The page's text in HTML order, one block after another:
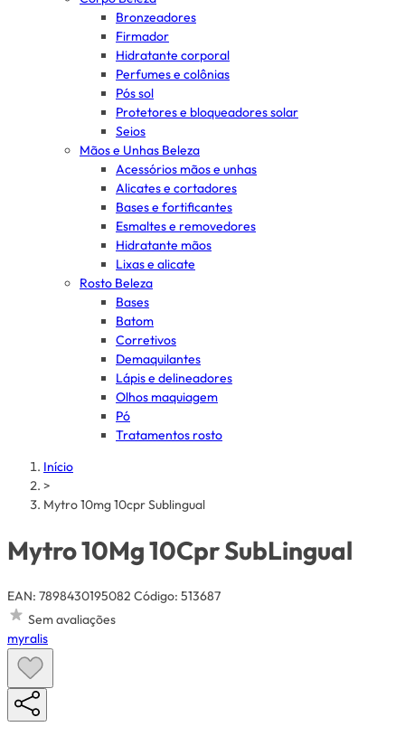
Bronzeadores
Firmador
Hidratante corporal
Perfumes e colônias
Pós sol
Protetores e bloqueadores solar
Seios
Mãos e Unhas Beleza
Acessórios mãos e unhas
Alicates e cortadores
Bases e fortificantes
Esmaltes e removedores
Hidratante mãos
Lixas e alicate
Rosto Beleza
Bases
Batom
Corretivos
Demaquilantes
Lápis e delineadores
Olhos maquiagem
Pó
Tratamentos rosto
Início
>
Mytro 10mg 10cpr Sublingual
Mytro 10Mg 10Cpr SubLingual
EAN: 7898430195082 Código: 513687
Sem avaliações
myralis